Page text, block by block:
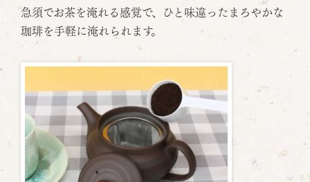
急須でお茶を淹れる感覚で、ひと味違ったまろやかな
珈琲を手軽に淹れられます。